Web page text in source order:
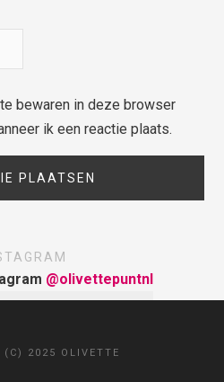
bewaren in deze browser
ik een reactie plaats.
@olivettepuntnl
(C) 2025 OLIVETTE